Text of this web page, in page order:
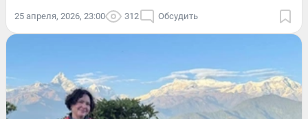
25 апреля, 2026, 23:00 312 Обсудить